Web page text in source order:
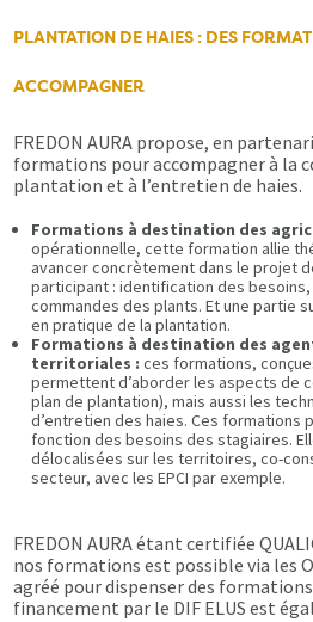
PLANTATION DE HAIES : DES
ACCOMPAGNER
FREDON AURA propose, en
formations pour accompagner à la
plantation et à l’entretien de haies.
Formations à destination des
opérationnelle, cette formation allie
avancer concrètement dans le projet
participant : identification des
commandes des plants. Et une partie
en pratique de la plantation.
Formations à destination des
territoriales : ces formations,
permettent d’aborder les aspects de
plan de plantation), mais aussi les
d’entretien des haies. Ces formations
fonction des besoins des stagiaires.
délocalisées sur les territoires, co-
secteur, avec les EPCI par exemple.
FREDON AURA étant certifiée
nos formations est possible via les
agréé pour dispenser des
financement par le DIF ELUS est